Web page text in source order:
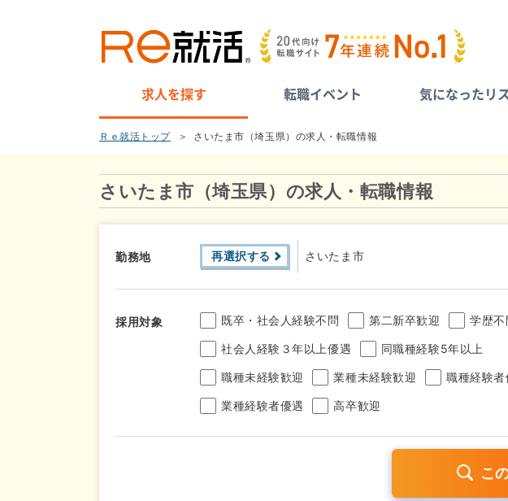
求人を探す 転職イベント 気になったリ
Ｒｅ就活トップ さいたま市（埼玉県）の求人・転職情報
さいたま市（埼玉県）の求人・転職情報
勤務地 再選択する さいたま市
採用対象 既卒・社会人経験不問 第二新卒歓迎 学歴不
社会人経験３年以上優遇 同職種経験5年以上
職種未経験歓迎 業種未経験歓迎 職種経験者
業種経験者優遇 高卒歓迎